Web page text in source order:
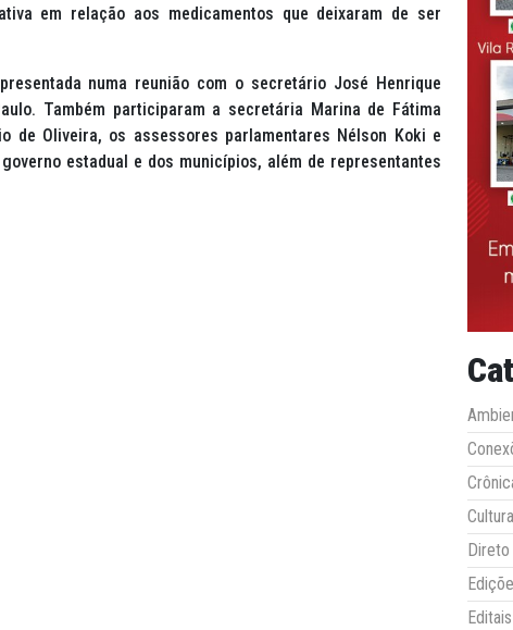
em relação aos medicamentos que deixaram de ser
numa reunião com o secretário José Henrique
Também participaram a secretária Marina de Fátima
de Oliveira, os assessores parlamentares Nélson Koki e
estadual e dos municípios, além de representantes
Cultura
Editais